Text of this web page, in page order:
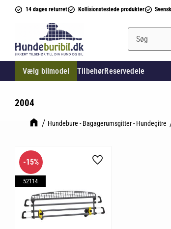
14 dages returret Kollisionstestede produkter
Vælg bilmodel TilbehørReservedele
2004
Hundebure - Bagagerumsgitter - Hundegitre
15%
52114
Gem som favorit